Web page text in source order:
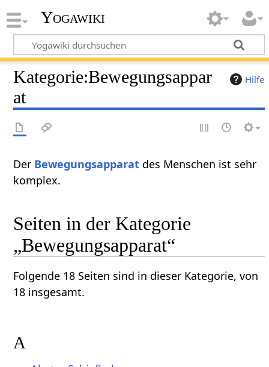
Yogawiki
Hilfe
Kategorie:Bewegungsappar
at
Der Bewegungsapparat des Menschen ist sehr
komplex.
Seiten in der Kategorie
„Bewegungsapparat“
Folgende 18 Seiten sind in dieser Kategorie, von
18 insgesamt.
A